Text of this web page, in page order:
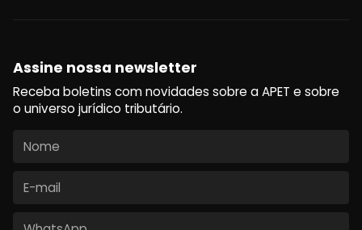
Assine nossa newsletter
Receba boletins com novidades sobre a APET e sobre
o universo jurídico tributário.